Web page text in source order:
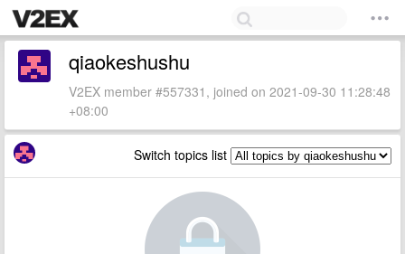
qiaokeshushu
V2EX member #557331, joined on 2021-09-30 11:28:48
+08:00
Switch topics list